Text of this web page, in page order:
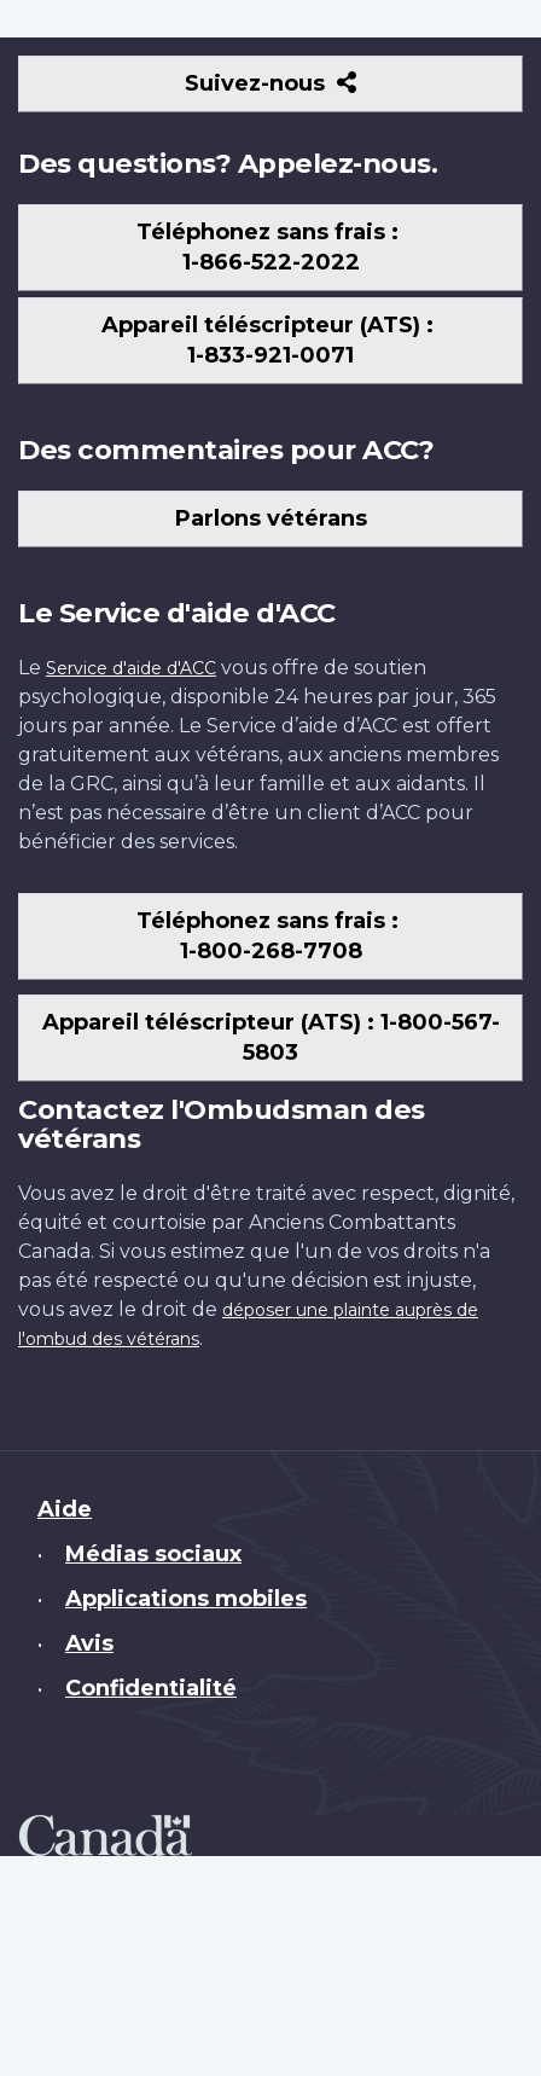
Suivez-nous
Suivez-
nous
Des questions? Appelez-nous.
Téléphonez sans frais :
1-866-522-2022
Appareil téléscripteur (ATS) :
1-833-921-0071
Des commentaires pour ACC?
Parlons vétérans
Le Service d'aide d'ACC
Le Service d'aide d'ACC vous offre de soutien
psychologique, disponible 24 heures par jour, 365
jours par année. Le Service d’aide d’ACC est offert
gratuitement aux vétérans, aux anciens membres
de la GRC, ainsi qu’à leur famille et aux aidants. Il
n’est pas nécessaire d’être un client d’ACC pour
bénéficier des services.
Téléphonez sans frais :
1-800-268-7708
Appareil téléscripteur (ATS) : 1-800-567-
5803
Contactez l'Ombudsman des
vétérans
Vous avez le droit d'être traité avec respect, dignité,
équité et courtoisie par Anciens Combattants
Canada. Si vous estimez que l'un de vos droits n'a
pas été respecté ou qu'une décision est injuste,
vous avez le droit de déposer une plainte auprès de
l'ombud des vétérans.
Brand
Aide
• Médias sociaux
• Applications mobiles
• Avis
• Confidentialité